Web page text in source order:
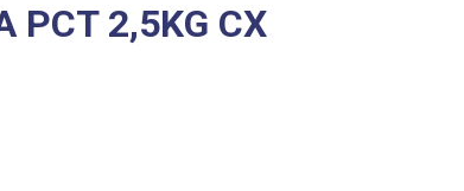
PCT 2,5KG CX